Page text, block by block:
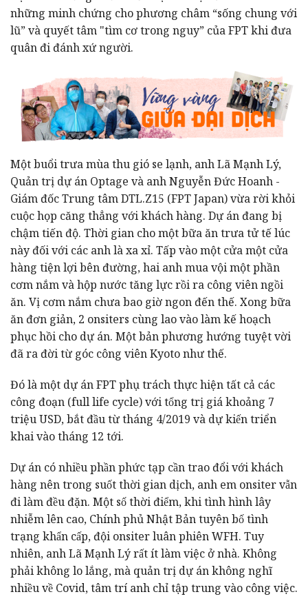
những minh chứng cho phương châm “sống chung với
lũ” và quyết tâm "tìm cơ trong nguy” của FPT khi đưa
quân đi đánh xứ người.
Một buổi trưa mùa thu gió se lạnh, anh Lã Mạnh Lý,
Quản trị dự án Optage và anh Nguyễn Đức Hoanh -
Giám đốc Trung tâm DTL.Z15 (FPT Japan) vừa rời khỏi
cuộc họp căng thẳng với khách hàng. Dự án đang bị
chậm tiến độ. Thời gian cho một bữa ăn trưa tử tế lúc
này đối với các anh là xa xỉ. Tấp vào một cửa một cửa
hàng tiện lợi bên đường, hai anh mua vội một phần
cơm nắm và hộp nước tăng lực rồi ra công viên ngồi
ăn. Vị cơm nắm chưa bao giờ ngon đến thế. Xong bữa
ăn đơn giản, 2 onsiters cùng lao vào làm kế hoạch
phục hồi cho dự án. Một bản phương hướng tuyệt vời
đã ra đời từ góc công viên Kyoto như thế.
Đó là một dự án FPT phụ trách thực hiện tất cả các
công đoạn (full life cycle) với tổng trị giá khoảng 7
triệu USD, bắt đầu từ tháng 4/2019 và dự kiến triển
khai vào tháng 12 tới.
Dự án có nhiều phần phức tạp cần trao đổi với khách
hàng nên trong suốt thời gian dịch, anh em onsiter vẫn
đi làm đều đặn. Một số thời điểm, khi tình hình lây
nhiễm lên cao, Chính phủ Nhật Bản tuyên bố tình
trạng khẩn cấp, đội onsiter luân phiên WFH. Tuy
nhiên, anh Lã Mạnh Lý rất ít làm việc ở nhà. Không
phải không lo lắng, mà quản trị dự án không nghĩ
nhiều về Covid, tâm trí anh chỉ tập trung vào công việc.